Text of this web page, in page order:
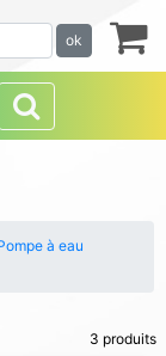
ok
à eau
3 produits